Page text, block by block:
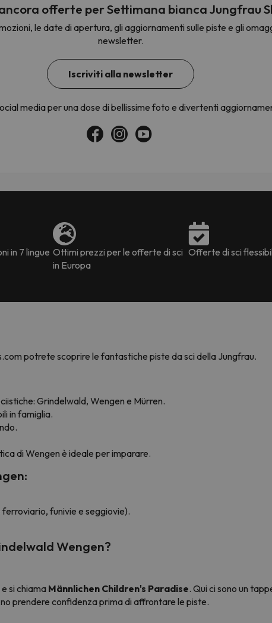
Non appena troverà la bussola, tornerà.
offerte per Settimana bianca Jungfrau
le date di apertura, gli aggiornamenti sulle piste e gli
newsletter.
Iscriviti alla newsletter
media per una dose di bellissime foto e divertenti
in 7 lingue Ottimi prezzi per le offerte di sci
in Europa
Offerte di sci
potrete scoprire le fantastiche piste da sci della Jungfrau.
Grindelwald, Wengen e Mürren.
in famiglia.
di Wengen è ideale per imparare.
ferroviario, funivie e seggiovie).
Wengen?
si chiama Männlichen Children's Paradise. Qui ci sono un
prendere confidenza prima di affrontare le piste.